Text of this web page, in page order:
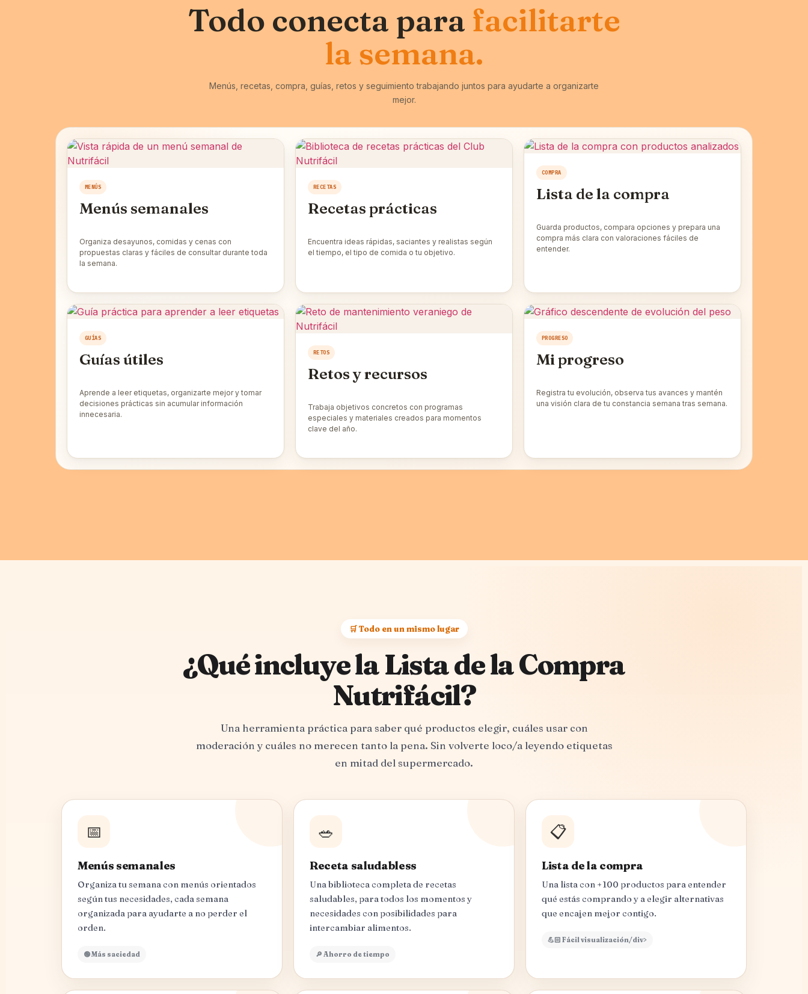
Todo conecta para facilitarte
la semana.
Menús, recetas, compra, guías, retos y seguimiento trabajando juntos para ayudarte a organizarte
mejor.
MENÚS
Menús semanales
Organiza desayunos, comidas y cenas con
propuestas claras y fáciles de consultar durante toda
la semana.
RECETAS
Recetas prácticas
Encuentra ideas rápidas, saciantes y realistas según
el tiempo, el tipo de comida o tu objetivo.
COMPRA
Lista de la compra
Guarda productos, compara opciones y prepara una
compra más clara con valoraciones fáciles de
entender.
GUÍAS
Guías útiles
Aprende a leer etiquetas, organizarte mejor y tomar
decisiones prácticas sin acumular información
innecesaria.
RETOS
Retos y recursos
Trabaja objetivos concretos con programas
especiales y materiales creados para momentos
clave del año.
PROGRESO
Mi progreso
Registra tu evolución, observa tus avances y mantén
una visión clara de tu constancia semana tras semana.
🛒 Todo en un mismo lugar
¿Qué incluye la Lista de la Compra
Nutrifácil?
Una herramienta práctica para saber qué productos elegir, cuáles usar con
moderación y cuáles no merecen tanto la pena. Sin volverte loco/a leyendo etiquetas
en mitad del supermercado.
📅
Menús semanales
Organiza tu semana con menús orientados
según tus necesidades, cada semana
organizada para ayudarte a no perder el
orden.
🟢 Más saciedad
🥗
Receta saludabless
Una biblioteca completa de recetas
saludables, para todos los momentos y
necesidades con posibilidades para
intercambiar alimentos.
🔎 Ahorro de tiempo
📋
Lista de la compra
Una lista con +100 productos para entender
qué estás comprando y a elegir alternativas
que encajen mejor contigo.
💪🏻 Fácil visualización/div>